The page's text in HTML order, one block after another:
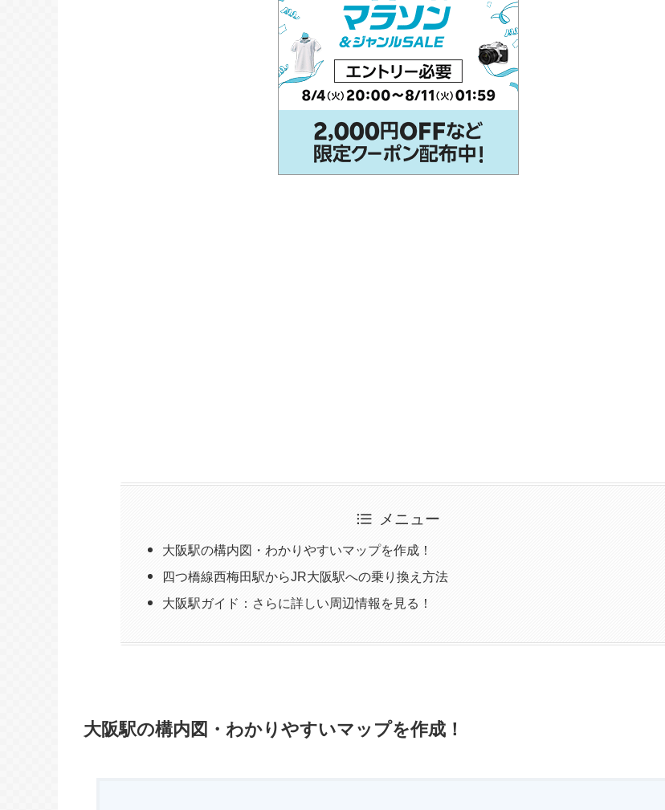
メニュー
大阪駅の構内図・わかりやすいマップを作成！
四つ橋線西梅田駅からJR大阪駅への乗り換え方法
大阪駅ガイド：さらに詳しい周辺情報を見る！
大阪駅の構内図・わかりやすいマップを作成！